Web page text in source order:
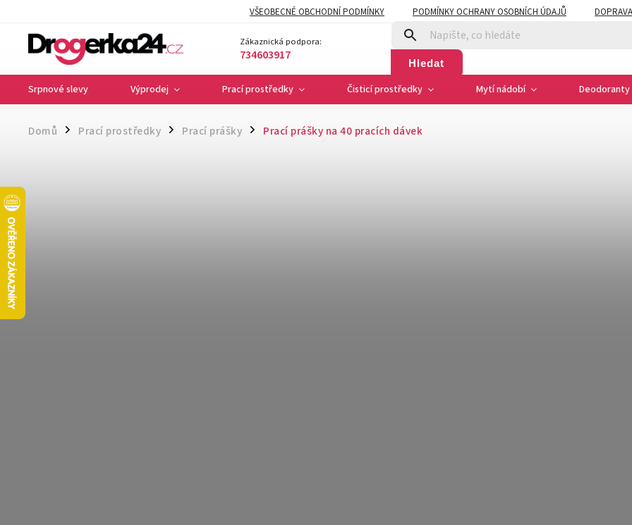
VŠEOBECNÉ OBCHODNÍ PODMÍNKY PODMÍNKY OCHRANY OSOBNÍCH ÚDAJŮ
Zákaznická podpora:
734603917 Hledat
Srpnové slevy Výprodej Prací prostředky Čisticí prostředky Mytí nádobí
Domů / Prací prostředky / Prací prášky / Prací prášky na 40 pracích dávek